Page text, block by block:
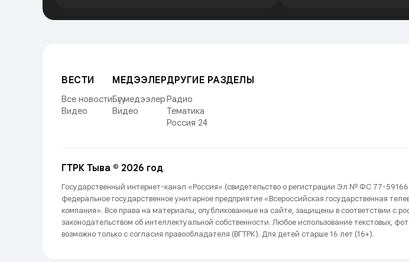
ВЕСТИ
Все новости
Видео
МЕДЭЭЛЕР
Бүгү медээлер
Видео
ДРУГИЕ РАЗДЕЛЫ
Радио
Тематика
Россия 24
ГТРК Тыва © 2026 год
Государственный интернет-канал «Россия» (свидетельство о регистрации Эл № ФС 77-
федеральное государственное унитарное предприятие «Всероссийская государственная
компания». Все права на материалы, опубликованные на сайте, защищены в соответствии с
законодательством об интеллектуальной собственности. Любое использование текстовых,
возможно только с согласия правообладателя (ВГТРК). Для детей старше 16 лет (16+).